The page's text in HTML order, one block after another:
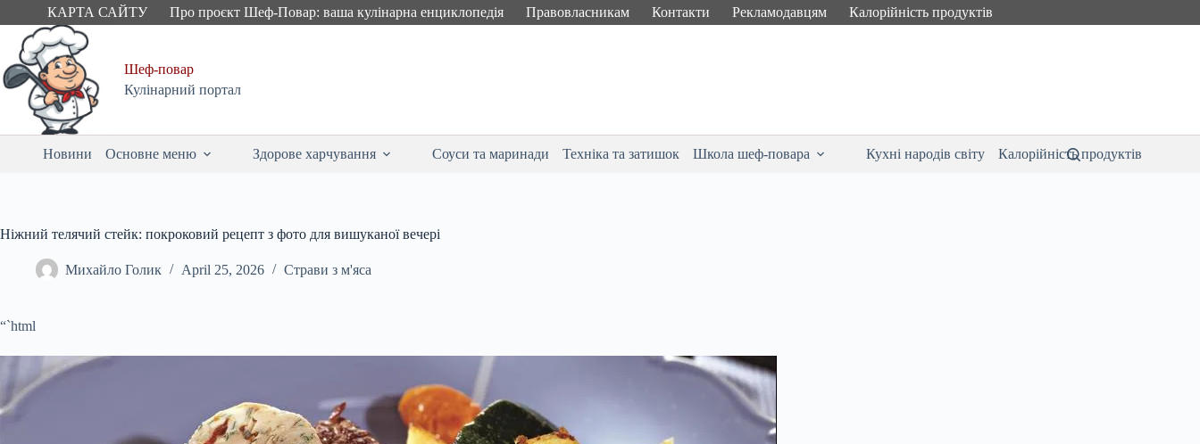
to
content
КАРТА САЙТУ Про проєкт Шеф-Повар: ваша кулінарна енциклопедія Правовласникам Контакти Рекламодавцям Калорійність продуктів
Шеф-повар
Кулінарний портал
Новини Основне меню Здорове харчування Соуси та маринади Техніка та затишок Школа шеф-повара Кухні народів світу Калорійність продуктів
Ніжний телячий стейк: покроковий рецепт з фото для вишуканої вечері
Михайло Голик April 25, 2026 Страви з м'яса
“`html